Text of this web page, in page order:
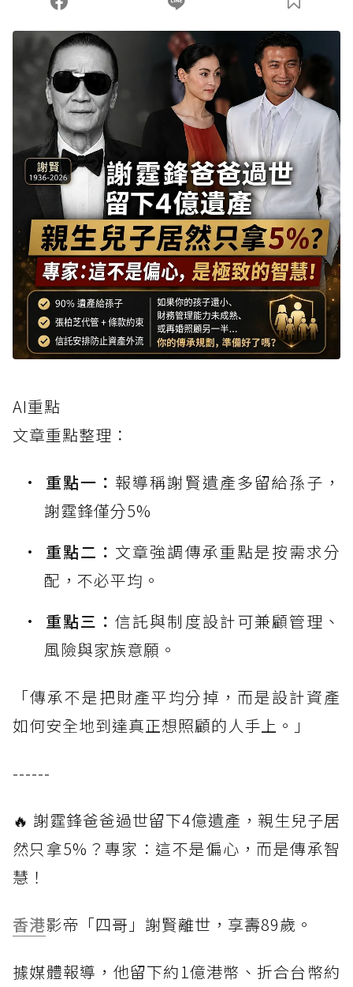
AI重點
文章重點整理：
重點一： 報導稱謝賢遺產多留給孫子，
謝霆鋒僅分5%
重點二： 文章強調傳承重點是按需求分
配，不必平均。
重點三：信託與制度設計可兼顧管理、
風險與家族意願。
「傳承不是把財產平均分掉，而是設計資產
如何安全地到達真正想照顧的人手上。」
------
🔥 謝霆鋒爸爸過世留下4億遺產，親生兒子居
然只拿5%？專家：這不是偏心，而是傳承智
慧！
香港影帝「四哥」謝賢離世，享壽89歲。
據媒體報導，他留下約1億港幣、折合台幣約